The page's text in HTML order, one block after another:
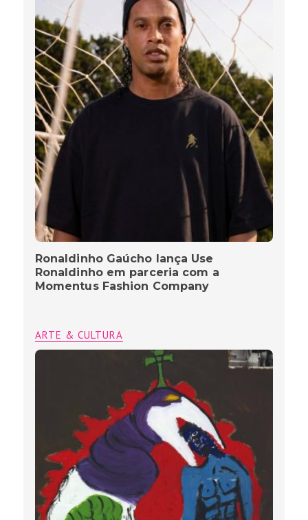
Ronaldinho Gaúcho lança Use
Ronaldinho em parceria com a
Momentus Fashion Company
ARTE & CULTURA